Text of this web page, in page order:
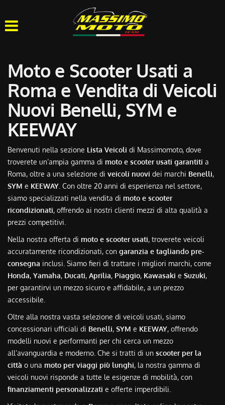
LISTA VEICOLI
OFFICINA
ACQUISTIAMO USATO
ASSISTENZA
Moto e Scooter Usati a
Roma e Vendita di Veicoli
Nuovi Benelli, SYM e
KEEWAY
Benvenuti nella sezione Lista Veicoli di Massimomoto, dove
troverete un’ampia gamma di moto e scooter usati garantiti a
Roma, oltre a una selezione di veicoli nuovi dei marchi Benelli,
SYM e KEEWAY . Con oltre 20 anni di esperienza nel settore,
siamo specializzati nella vendita di moto e scooter
ricondizionati, offrendo ai nostri clienti mezzi di alta qualità a
prezzi competitivi.
Nella nostra offerta di moto e scooter usati, troverete veicoli
accuratamente ricondizionati, con garanzia e tagliando pre-
consegna inclusi. Siamo fieri di trattare i migliori marchi, come
Honda, Yamaha, Ducati, Aprilia, Piaggio, Kawasaki e Suzuki,
per garantirvi un mezzo sicuro e affidabile, a un prezzo
accessibile.
Oltre alla nostra vasta selezione di veicoli usati, siamo
concessionari ufficiali di Benelli, SYM e KEEWAY, offrendo
modelli nuovi e performanti per chi cerca un mezzo
all’avanguardia e moderno. Che si tratti di un scooter per la
città o una moto per viaggi più lunghi, la nostra gamma di
veicoli nuovi risponde a tutte le esigenze di mobilità, con
finanziamenti personalizzati e offerte imperdibili.